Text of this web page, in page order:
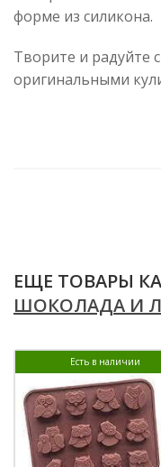
форме из силикона.
Творите и радуйте
оригинальными
ЕЩЕ ТОВАРЫ
ШОКОЛАДА И
Есть в наличии